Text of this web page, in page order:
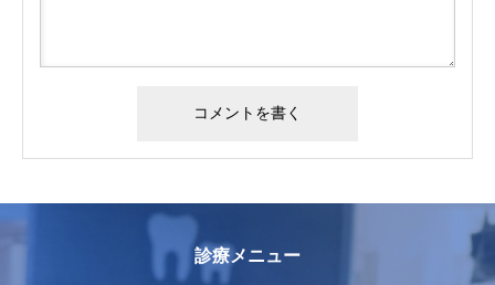
診療メニュー